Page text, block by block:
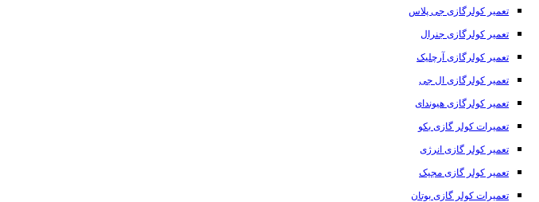
تعمیر کولرگازی جی پلاس
تعمیر کولرگازی جنرال
تعمیر کولرگازی آرچلیک
تعمیر کولرگازی ال جی
تعمیر کولرگازی هیوندای
تعمیرات کولر گازی بکو
تعمیر کولر گازی انرژی
تعمیر کولر گازی مجیک
تعمیرات کولر گازی بوتان